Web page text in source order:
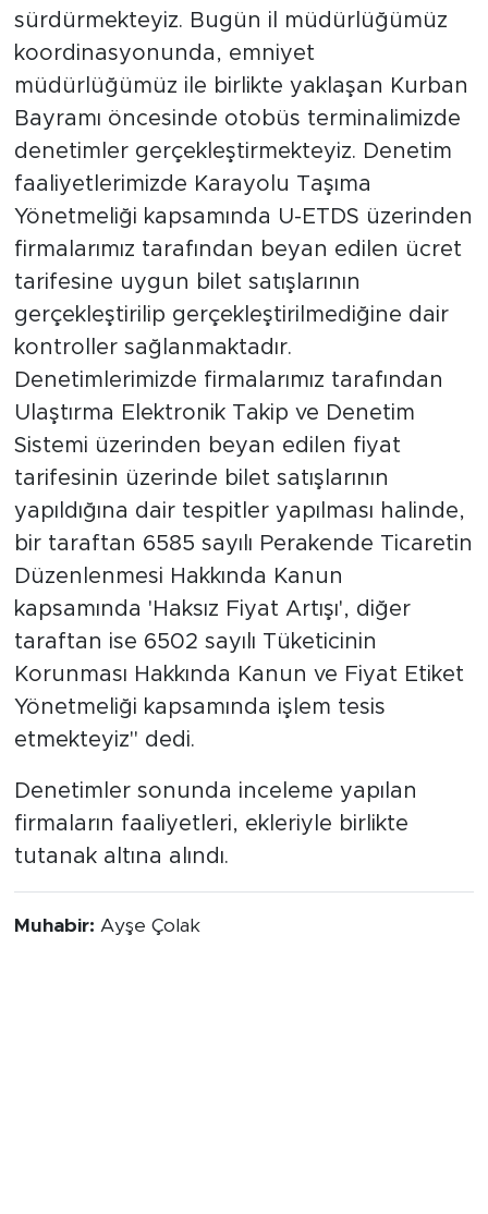
sürdürmekteyiz. Bugün il müdürlüğümüz
koordinasyonunda, emniyet
müdürlüğümüz ile birlikte yaklaşan Kurban
Bayramı öncesinde otobüs terminalimizde
denetimler gerçekleştirmekteyiz. Denetim
faaliyetlerimizde Karayolu Taşıma
Yönetmeliği kapsamında U-ETDS üzerinden
firmalarımız tarafından beyan edilen ücret
tarifesine uygun bilet satışlarının
gerçekleştirilip gerçekleştirilmediğine dair
kontroller sağlanmaktadır.
Denetimlerimizde firmalarımız tarafından
Ulaştırma Elektronik Takip ve Denetim
Sistemi üzerinden beyan edilen fiyat
tarifesinin üzerinde bilet satışlarının
yapıldığına dair tespitler yapılması halinde,
bir taraftan 6585 sayılı Perakende Ticaretin
Düzenlenmesi Hakkında Kanun
kapsamında 'Haksız Fiyat Artışı', diğer
taraftan ise 6502 sayılı Tüketicinin
Korunması Hakkında Kanun ve Fiyat Etiket
Yönetmeliği kapsamında işlem tesis
etmekteyiz" dedi.
Denetimler sonunda inceleme yapılan
firmaların faaliyetleri, ekleriyle birlikte
tutanak altına alındı.
Muhabir: Ayşe Çolak